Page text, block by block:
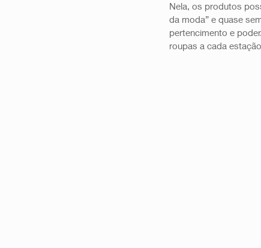
Nela, os produtos
da moda” e quase
pertencimento e
roupas a cada